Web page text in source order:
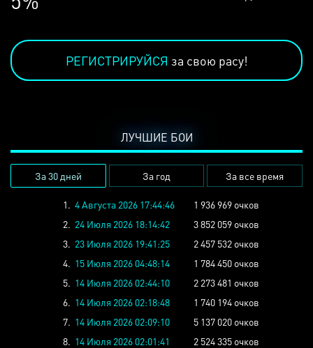
РЕГИСТРИРУЙСЯ за свою расу!
ЛУЧШИЕ БОИ
За 30 дней За год За все время
1. 4 Августа 2026 17:44:46
1 936 969 очков
2. 24 Июля 2026 18:14:42
3 852 059 очков
3. 23 Июля 2026 19:41:25
2 457 532 очков
4. 15 Июля 2026 04:48:14
1 784 450 очков
5. 14 Июля 2026 02:44:10
2 273 481 очков
6. 14 Июля 2026 02:18:48
1 740 194 очков
7. 14 Июля 2026 02:09:10
5 137 020 очков
8. 14 Июля 2026 02:01:41
2 524 335 очков